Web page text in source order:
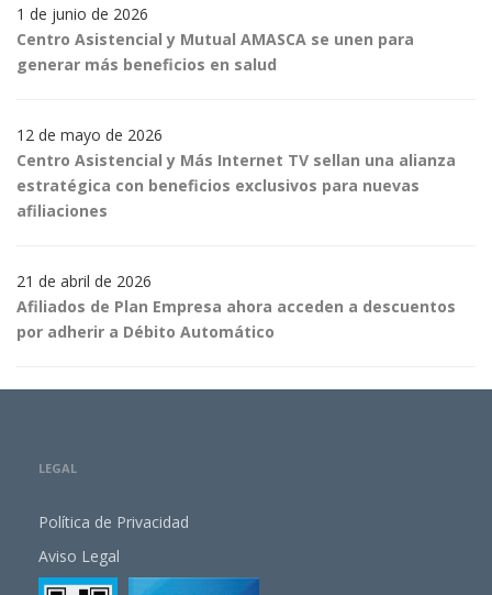
1 de junio de 2026
Centro Asistencial y Mutual AMASCA se unen para
generar más beneficios en salud
12 de mayo de 2026
Centro Asistencial y Más Internet TV sellan una alianza
estratégica con beneficios exclusivos para nuevas
afiliaciones
21 de abril de 2026
Afiliados de Plan Empresa ahora acceden a descuentos
por adherir a Débito Automático
LEGAL
Política de Privacidad
Aviso Legal